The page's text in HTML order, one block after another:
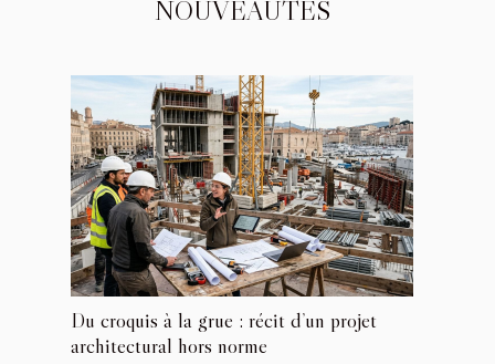
NOUVEAUTÉS
Du croquis à la grue : récit d’un projet
architectural hors norme